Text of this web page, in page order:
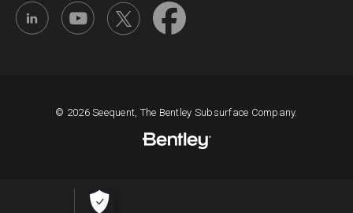
© 2026 Seequent, The Bentley Subsurface Company.